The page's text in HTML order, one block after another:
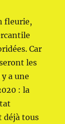
fleurie,
Car
les
a une
: la
déjà tous